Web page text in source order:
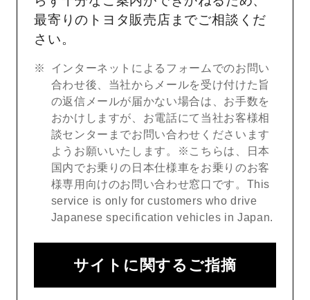
最寄りのトヨタ販売店までご相談くだ
さい。
インターネットによるフォームでのお問い
合わせ後、当社からメールを受け付けた旨
の返信メールが届かない場合は、お手数を
おかけしますが、お電話にて当社お客様相
談センターまでお問い合わせくださいます
ようお願いいたします。※こちらは、日本
国内でお乗りの日本仕様車をお乗りのお客
様専用向けのお問い合わせ窓口です。This
service is only for customers who drive
Japanese specification vehicles in Japan.
サイトに関するご指摘